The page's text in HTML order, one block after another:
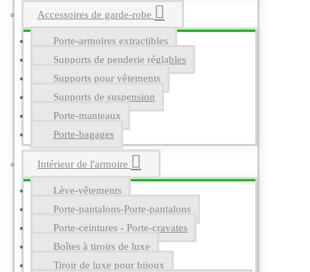
Accessoires de garde-robe
Porte-armoires extractibles
Supports de penderie réglables
Supports pour vêtements
Supports de suspension
Porte-manteaux
Porte-bagages
Intérieur de l'armoire
Lève-vêtements
Porte-pantalons-Porte-pantalons
Porte-ceintures - Porte-cravates
Boîtes à tiroirs de luxe
Tiroir de luxe pour bijoux